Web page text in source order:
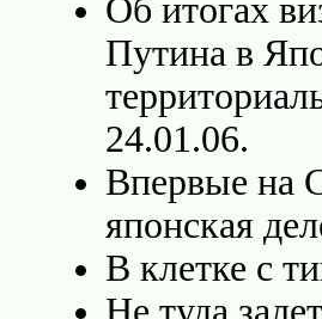
Об итогах
Путина в
24.01.06.
Впервые на
японская
В клетке с